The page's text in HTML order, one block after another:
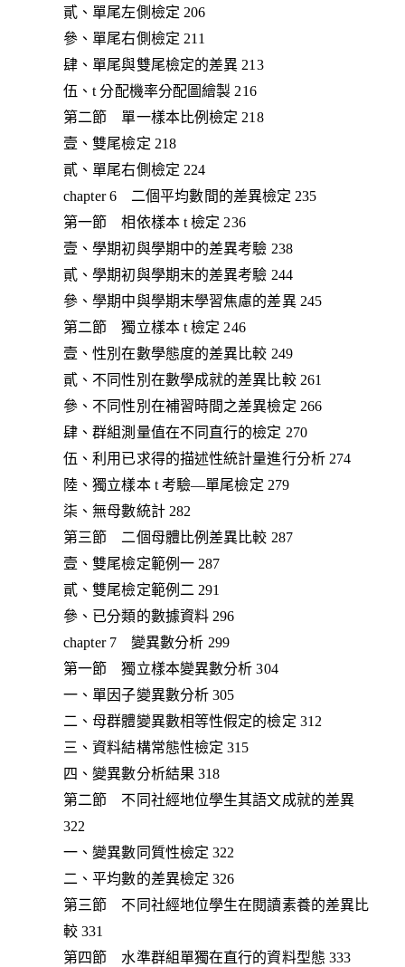
貳、單尾左側檢定 206
參、單尾右側檢定 211
肆、單尾與雙尾檢定的差異 213
伍、t 分配機率分配圖繪製 216
第二節 單一樣本比例檢定 218
壹、雙尾檢定 218
貳、單尾右側檢定 224
chapter 6 二個平均數間的差異檢定 235
第一節 相依樣本 t 檢定 236
壹、學期初與學期中的差異考驗 238
貳、學期初與學期末的差異考驗 244
參、學期中與學期末學習焦慮的差異 245
第二節 獨立樣本 t 檢定 246
壹、性別在數學態度的差異比較 249
貳、不同性別在數學成就的差異比較 261
參、不同性別在補習時間之差異檢定 266
肆、群組測量值在不同直行的檢定 270
伍、利用已求得的描述性統計量進行分析 274
陸、獨立樣本 t 考驗—單尾檢定 279
柒、無母數統計 282
第三節 二個母體比例差異比較 287
壹、雙尾檢定範例一 287
貳、雙尾檢定範例二 291
參、已分類的數據資料 296
chapter 7 變異數分析 299
第一節 獨立樣本變異數分析 304
一、單因子變異數分析 305
二、母群體變異數相等性假定的檢定 312
三、資料結構常態性檢定 315
四、變異數分析結果 318
第二節 不同社經地位學生其語文成就的差異
322
一、變異數同質性檢定 322
二、平均數的差異檢定 326
第三節 不同社經地位學生在閱讀素養的差異比
較 331
第四節 水準群組單獨在直行的資料型態 333